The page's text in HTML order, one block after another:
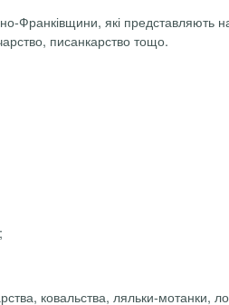
Франківщини, які представляють
писанкарство тощо.
ковальства, ляльки-мотанки,